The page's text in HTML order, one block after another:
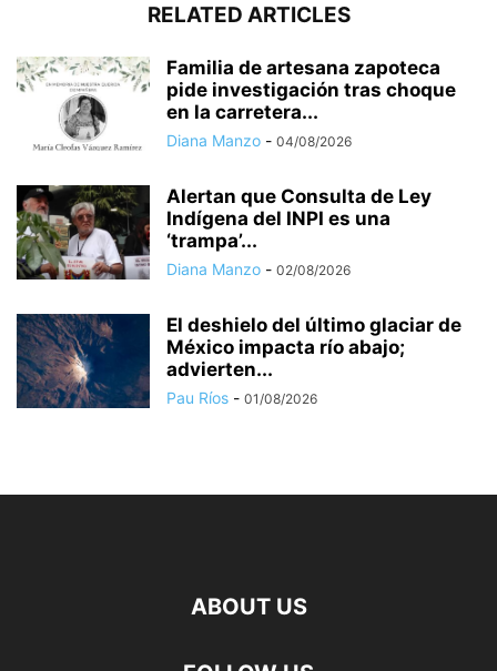
RELATED ARTICLES
Familia de artesana zapoteca
pide investigación tras choque
en la carretera...
Diana Manzo - 04/08/2026
Alertan que Consulta de Ley
Indígena del INPI es una
‘trampa’...
Diana Manzo - 02/08/2026
El deshielo del último glaciar de
México impacta río abajo;
advierten...
Pau Ríos - 01/08/2026
ABOUT US